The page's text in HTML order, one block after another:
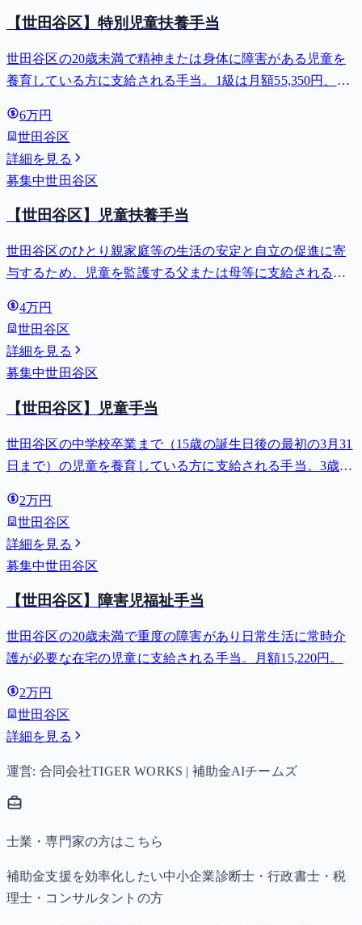
【世田谷区】特別児童扶養手当
世田谷区の20歳未満で精神または身体に障害がある児童を
養育している方に支給される手当。1級は月額55,350円、2
6万円
世田谷区
詳細を見る
募集中世田谷区
【世田谷区】児童扶養手当
世田谷区のひとり親家庭等の生活の安定と自立の促進に寄
与するため、児童を監護する父または母等に支給される手
4万円
世田谷区
詳細を見る
募集中世田谷区
【世田谷区】児童手当
世田谷区の中学校卒業まで（15歳の誕生日後の最初の3月31
日まで）の児童を養育している方に支給される手当。3歳未
（第3子以降は15,000円）、中学生は月額10,000円。
2万円
世田谷区
詳細を見る
募集中世田谷区
【世田谷区】障害児福祉手当
世田谷区の20歳未満で重度の障害があり日常生活に常時介
護が必要な在宅の児童に支給される手当。月額15,220円。
2万円
世田谷区
詳細を見る
運営: 合同会社TIGER WORKS | 補助金AIチームズ
士業・専門家の方はこちら
補助金支援を効率化したい中小企業診断士・行政書士・税
理士・コンサルタントの方